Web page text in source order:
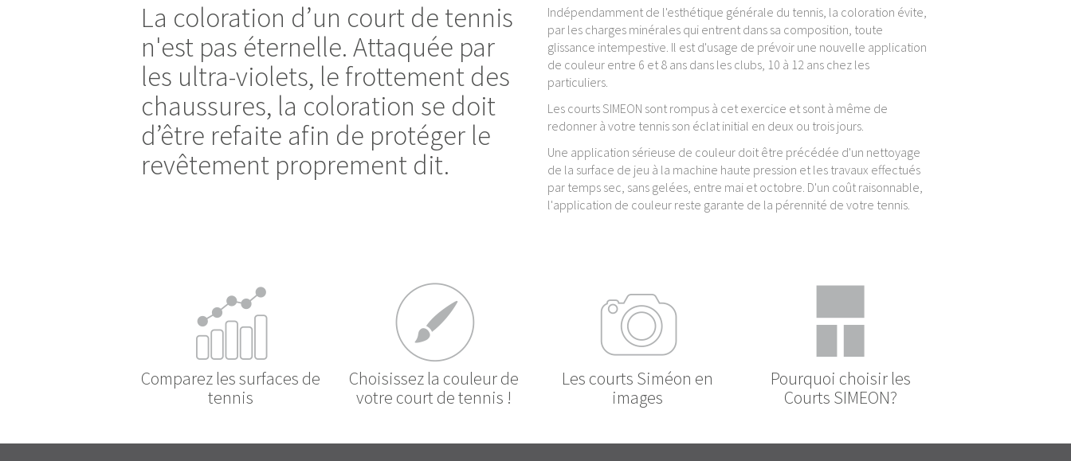
La coloration d’un court de tennis
n'est pas éternelle. Attaquée par
les ultra-violets, le frottement des
chaussures, la coloration se doit
d’être refaite afin de protéger le
revêtement proprement dit.
Indépendamment de l'esthétique générale du tennis, la coloration évite,
par les charges minérales qui entrent dans sa composition, toute
glissance intempestive. Il est d'usage de prévoir une nouvelle application
de couleur entre 6 et 8 ans dans les clubs, 10 à 12 ans chez les
particuliers.
Les courts SIMEON sont rompus à cet exercice et sont à même de
redonner à votre tennis son éclat initial en deux ou trois jours.
Une application sérieuse de couleur doit être précédée d'un nettoyage
de la surface de jeu à la machine haute pression et les travaux effectués
par temps sec, sans gelées, entre mai et octobre. D'un coût raisonnable,
l'application de couleur reste garante de la pérennité de votre tennis.
Comparez les surfaces de
tennis
Choisissez la couleur de
votre court de tennis !
Les courts Siméon en
images
Pourquoi choisir les
Courts SIMEON?